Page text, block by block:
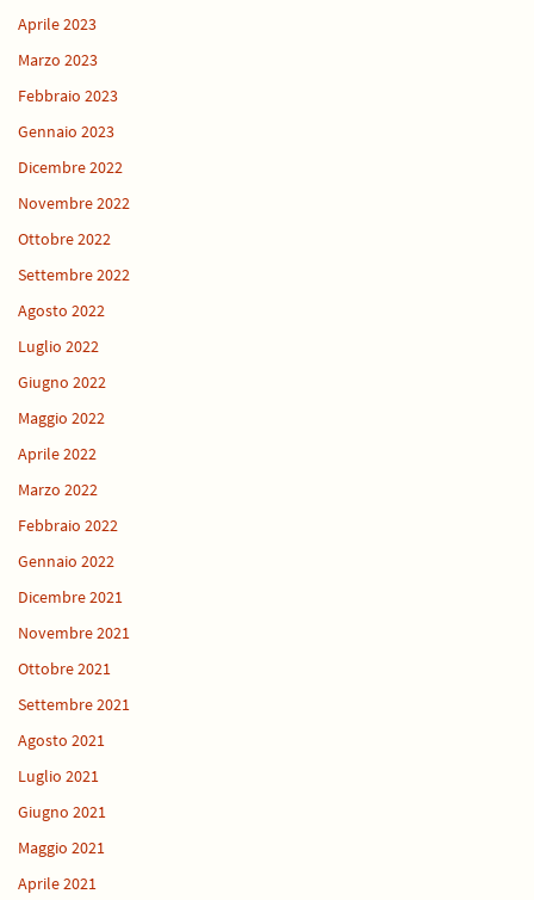
Aprile 2023
Marzo 2023
Febbraio 2023
Gennaio 2023
Dicembre 2022
Novembre 2022
Ottobre 2022
Settembre 2022
Agosto 2022
Luglio 2022
Giugno 2022
Maggio 2022
Aprile 2022
Marzo 2022
Febbraio 2022
Gennaio 2022
Dicembre 2021
Novembre 2021
Ottobre 2021
Settembre 2021
Agosto 2021
Luglio 2021
Giugno 2021
Maggio 2021
Aprile 2021